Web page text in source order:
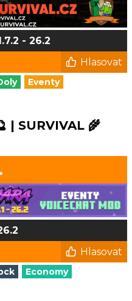
- 26.2
Hlasovat
Eventy
| SURVIVAL 🌾
Hlasovat
Economy